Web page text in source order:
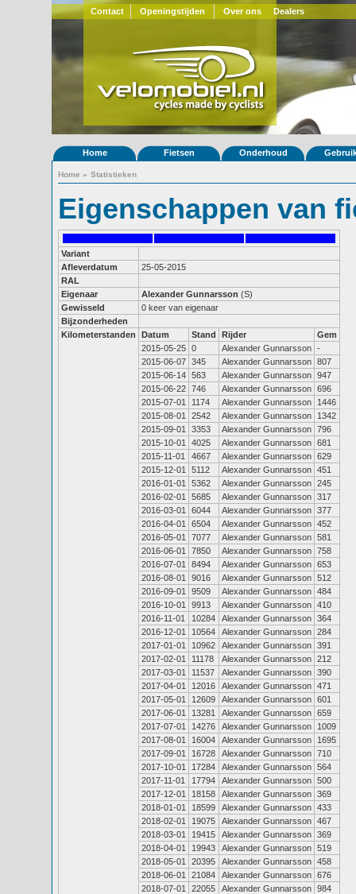
Contact Openingstijden Over ons Dealers
Home Fietsen Onderhoud
Home » Statistieken
Eigenschappen van
Variant
Afleverdatum
25-05-2015
RAL
Eigenaar
Alexander Gunnarsson (S)
Gewisseld
0 keer van eigenaar
Bijzonderheden
Kilometerstanden
Datum Stand Rijder
Gem
2015-05-25 0 Alexander Gunnarsson -
2015-06-07 345 Alexander Gunnarsson 807
2015-06-14 563 Alexander Gunnarsson 947
2015-06-22 746 Alexander Gunnarsson 696
2015-07-01
1174 Alexander Gunnarsson
1446
2015-08-01
2542 Alexander Gunnarsson
1342
2015-09-01
3353 Alexander Gunnarsson 796
2015-10-01
4025 Alexander Gunnarsson 681
2015-11-01
4667 Alexander Gunnarsson 629
2015-12-01
5112 Alexander Gunnarsson 451
2016-01-01
5362 Alexander Gunnarsson 245
2016-02-01
5685 Alexander Gunnarsson 317
2016-03-01
6044 Alexander Gunnarsson 377
2016-04-01
6504 Alexander Gunnarsson 452
2016-05-01
7077 Alexander Gunnarsson 581
2016-06-01
7850 Alexander Gunnarsson 758
2016-07-01
8494 Alexander Gunnarsson 653
2016-08-01
9016 Alexander Gunnarsson 512
2016-09-01
9509 Alexander Gunnarsson 484
2016-10-01
9913 Alexander Gunnarsson 410
2016-11-01
10284 Alexander Gunnarsson 364
2016-12-01
10564 Alexander Gunnarsson 284
2017-01-01
10962 Alexander Gunnarsson 391
2017-02-01
11178 Alexander Gunnarsson 212
2017-03-01
11537 Alexander Gunnarsson 390
2017-04-01
12016 Alexander Gunnarsson 471
2017-05-01
12609 Alexander Gunnarsson 601
2017-06-01
13281 Alexander Gunnarsson 659
2017-07-01
14276 Alexander Gunnarsson
1009
2017-08-01
16004 Alexander Gunnarsson
1695
2017-09-01
16728 Alexander Gunnarsson 710
2017-10-01
17284 Alexander Gunnarsson 564
2017-11-01
17794 Alexander Gunnarsson 500
2017-12-01
18158 Alexander Gunnarsson 369
2018-01-01
18599 Alexander Gunnarsson 433
2018-02-01
19075 Alexander Gunnarsson 467
2018-03-01
19415 Alexander Gunnarsson 369
2018-04-01
19943 Alexander Gunnarsson 519
2018-05-01
20395 Alexander Gunnarsson 458
2018-06-01
21084 Alexander Gunnarsson 676
2018-07-01
22055 Alexander Gunnarsson 984